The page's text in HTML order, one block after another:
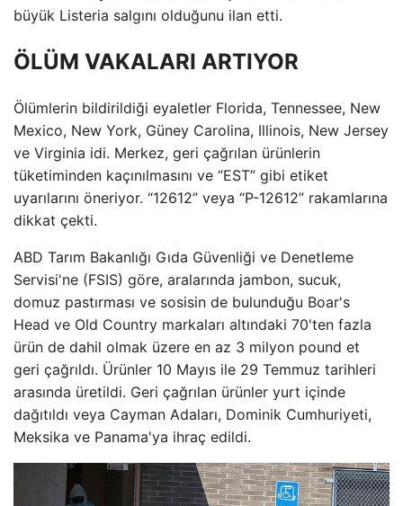
büyük Listeria salgını olduğunu ilan etti.
ÖLÜM VAKALARI ARTIYOR
Ölümlerin bildirildiği eyaletler Florida, Tennessee, New
Mexico, New York, Güney Carolina, Illinois, New Jersey
ve Virginia idi. Merkez, geri çağrılan ürünlerin
tüketiminden kaçınılmasını ve “EST” gibi etiket
uyarılarını öneriyor. “12612” veya “P-12612” rakamlarına
dikkat çekti.
ABD Tarım Bakanlığı Gıda Güvenliği ve Denetleme
Servisi'ne (FSIS) göre, aralarında jambon, sucuk,
domuz pastırması ve sosisin de bulunduğu Boar's
Head ve Old Country markaları altındaki 70'ten fazla
ürün de dahil olmak üzere en az 3 milyon pound et
geri çağrıldı. Ürünler 10 Mayıs ile 29 Temmuz tarihleri ​​
arasında üretildi. Geri çağrılan ürünler yurt içinde
dağıtıldı veya Cayman Adaları, Dominik Cumhuriyeti,
Meksika ve Panama'ya ihraç edildi.